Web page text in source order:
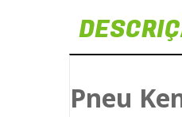
Pneu